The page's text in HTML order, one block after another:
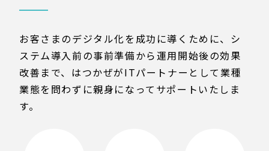
お客さまのデジタル化を成功に導くために、シ
ステム導入前の事前準備から運用開始後の効果
改善まで、はつかぜがITパートナーとして業種
業態を問わずに親身になってサポートいたしま
す。